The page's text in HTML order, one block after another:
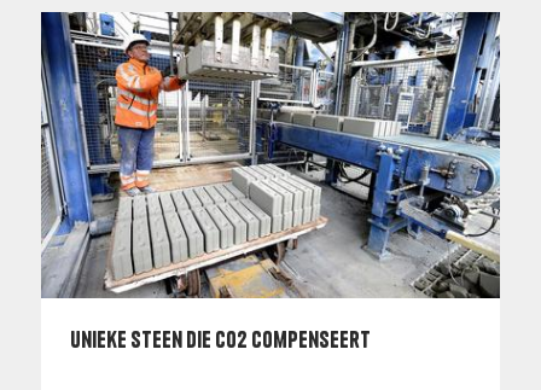
Unieke steen die CO2 compenseert